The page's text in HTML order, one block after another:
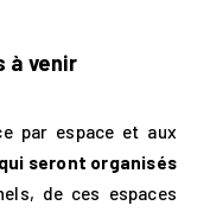
à venir
par espace et aux
seront organisés
de ces espaces